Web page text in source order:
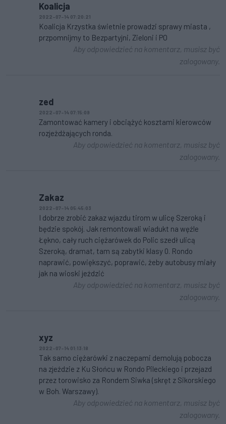
Koalicja
2022-07-14 07:20:21
Koalicja Krzystka świetnie prowadzi sprawy miasta ,
przpomnijmy to Bezpartyjni, Zieloni i PO
Aby odpowiedzieć na komentarz, musisz być
zalogowany.
zed
2022-07-14 07:15:09
Zamontować kamery i obciążyć kosztami kierowców
rozjeżdżających ronda.
Aby odpowiedzieć na komentarz, musisz być
zalogowany.
Zakaz
2022-07-14 05:45:03
I dobrze zrobić zakaz wjazdu tirom w ulicę Szeroką i
będzie spokój. Jak remontowali wiadukt na węźle
Łękno, cały ruch ciężarówek do Polic szedł ulicą
Szeroką, dramat, tam są zabytki klasy 0. Rondo
naprawić, powiększyć, poprawić, żeby autobusy miały
jak na wioski jeździć
Aby odpowiedzieć na komentarz, musisz być
zalogowany.
xyz
2022-07-14 01:13:18
Tak samo ciężarówki z naczepami demolują pobocza
na zjeździe z Ku Słońcu w Rondo Pileckiego i przejazd
przez torowisko za Rondem Siwka (skręt z Sikorskiego
w Boh. Warszawy).
Aby odpowiedzieć na komentarz, musisz być
zalogowany.